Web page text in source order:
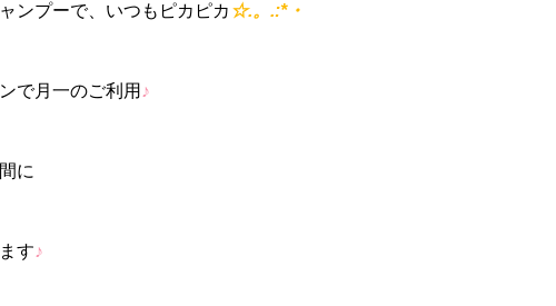
ンプーで、いつもピカピカ ☆.。.:*・
で月一のご利用 ♪
に
す♪